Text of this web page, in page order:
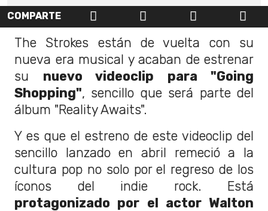
COMPARTE
The Strokes están de vuelta con su
nueva era musical y acaban de estrenar
su nuevo videoclip para "Going
Shopping", sencillo que será parte del
álbum "Reality Awaits".
Y es que el estreno de este videoclip del
sencillo lanzado en abril remeció a la
cultura pop no solo por el regreso de los
íconos del indie rock. Está
protagonizado por el actor Walton